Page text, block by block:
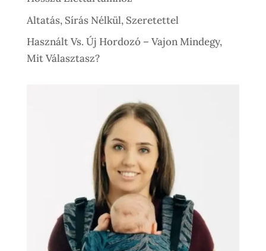
Altatás, Sírás Nélkül, Szeretettel
Használt Vs. Új Hordozó – Vajon Mindegy,
Mit Választasz?